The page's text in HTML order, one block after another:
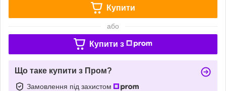
Купити
або
Купити з
Що таке купити з Пром?
Замовлення під захистом